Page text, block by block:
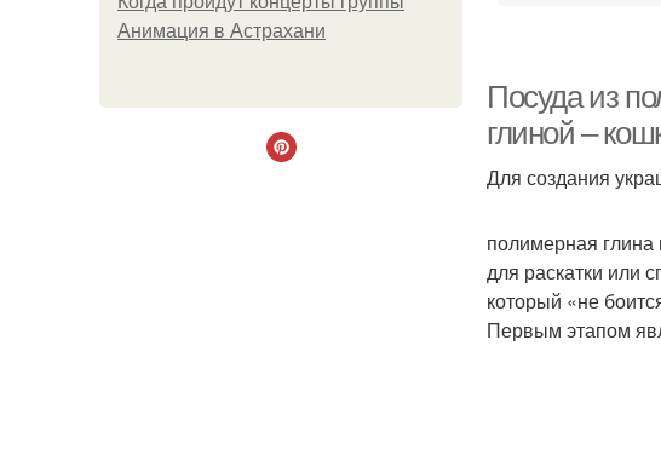
Анимация в Астрахани
Посуда из
глиной –
Для создания
полимерная глина
для раскатки или
который «не
Первым этапом